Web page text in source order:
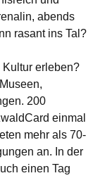
abends
rasant ins Tal?
Kultur erleben?
200
einmal
mehr als 70-
an. In der
einen Tag